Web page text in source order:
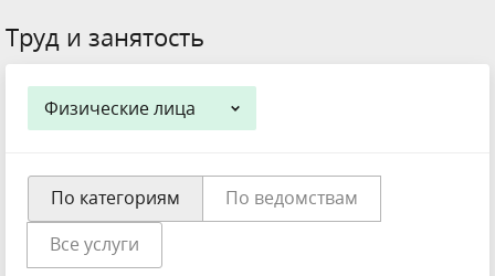
Труд и занятость
Физические лица
По категориям
По ведомствам
Все услуги